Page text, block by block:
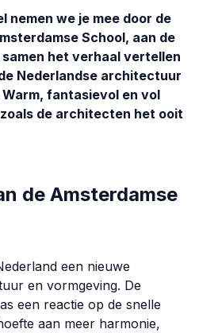
nemen we je mee door de
School, aan de
samen het verhaal vertellen
Nederlandse architectuur
fantasievol en vol
de architecten het ooit
de Amsterdamse
een nieuwe
en vormgeving. De
een reactie op de snelle
aan meer harmonie,